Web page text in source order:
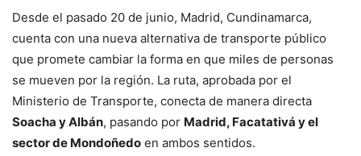
Desde el pasado 20 de junio, Madrid, Cundinamarca,
cuenta con una nueva alternativa de transporte público
que promete cambiar la forma en que miles de personas
se mueven por la región. La ruta, aprobada por el
Ministerio de Transporte, conecta de manera directa
Soacha y Albán, pasando por Madrid, Facatativá y el
sector de Mondoñedo en ambos sentidos.